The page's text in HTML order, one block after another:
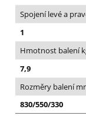
Spojení levé a
1
Hmotnost balení
7,9
Rozměry balení
830/550/330